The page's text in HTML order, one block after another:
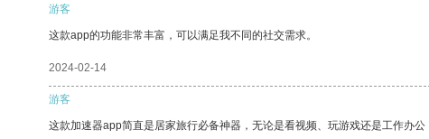
游客
这款app的功能非常丰富，可以满足我不同的社交需求。
2024-02-14
游客
这款加速器app简直是居家旅行必备神器，无论是看视频、玩游戏还是工作办公